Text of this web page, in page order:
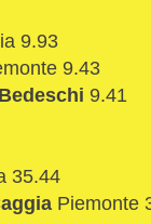
9.93
9.43
9.41
35.44
Piemonte